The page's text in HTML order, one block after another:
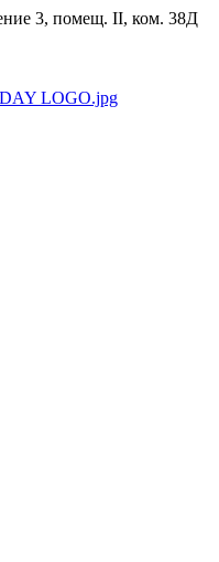
3, помещ. II, ком. 38Д